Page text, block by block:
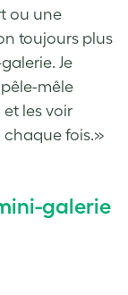
ou une
toujours plus
Je
mêle
les voir
chaque fois.»
galerie